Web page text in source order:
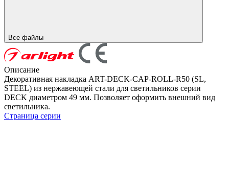
Все файлы
Описание
Декоративная накладка ART-DECK-CAP-ROLL-R50 (SL,
STEEL) из нержавеющей стали для светильников серии
DECK диаметром 49 мм. Позволяет оформить внешний вид
светильника.
Страница серии